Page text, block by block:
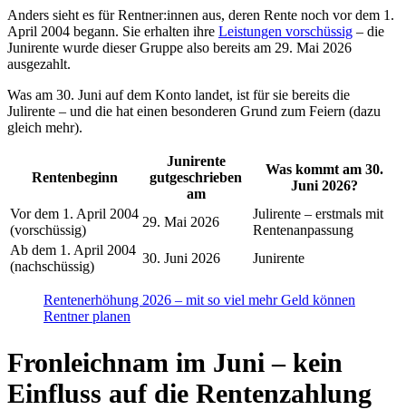
Anders sieht es für Rentner:innen aus, deren Rente noch vor dem 1.
April 2004 begann. Sie erhalten ihre Leistungen vorschüssig – die
Junirente wurde dieser Gruppe also bereits am 29. Mai 2026
ausgezahlt.
Was am 30. Juni auf dem Konto landet, ist für sie bereits die
Julirente – und die hat einen besonderen Grund zum Feiern (dazu
gleich mehr).
Rentenbeginn
Junirente
gutgeschrieben
am
Was kommt am 30.
Juni 2026?
Vor dem 1. April 2004
(vorschüssig)
29. Mai 2026
Julirente – erstmals mit
Rentenanpassung
Ab dem 1. April 2004
(nachschüssig)
30. Juni 2026 Junirente
Rentenerhöhung 2026 – mit so viel mehr Geld können
Rentner planen
Fronleichnam im Juni – kein
Einfluss auf die Rentenzahlung